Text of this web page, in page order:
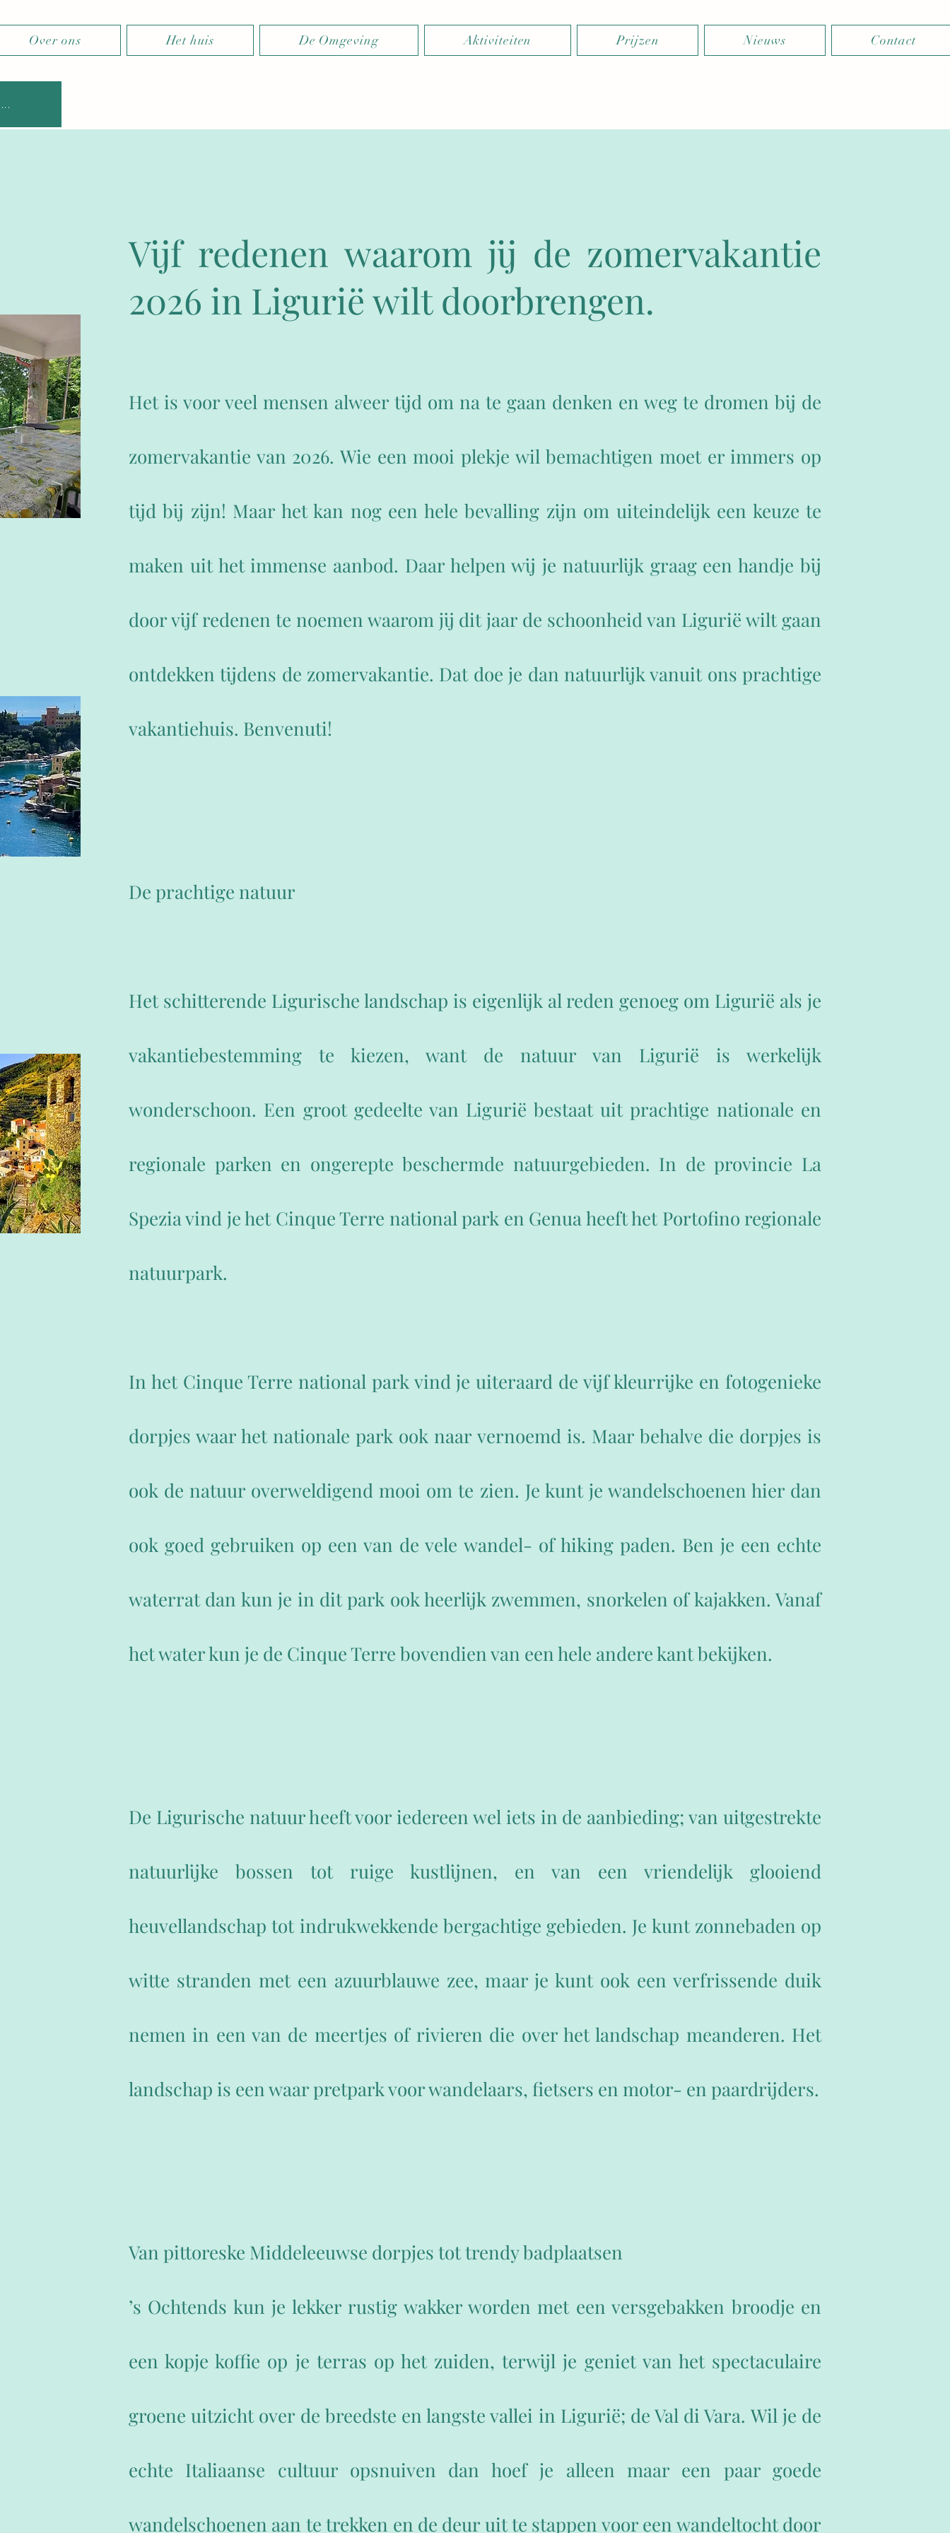
Over ons Het huis De Omgeving Aktiviteiten Prijzen Nieuws Contact
Vijf redenen waarom jij de zomervakantie
2026 in Ligurië wilt doorbrengen.
Het is voor veel mensen alweer tijd om na te gaan denken en weg te dromen bij de
zomervakantie van 2026. Wie een mooi plekje wil bemachtigen moet er immers op
tijd bij zijn! Maar het kan nog een hele bevalling zijn om uiteindelijk een keuze te
maken uit het immense aanbod. Daar helpen wij je natuurlijk graag een handje bij
door vijf redenen te noemen waarom jij dit jaar de schoonheid van Ligurië wilt gaan
ontdekken tijdens de zomervakantie. Dat doe je dan natuurlijk vanuit ons prachtige
vakantiehuis. Benvenuti!
De prachtige natuur
Het schitterende Ligurische landschap is eigenlijk al reden genoeg om Ligurië als je
vakantiebestemming te kiezen, want de natuur van Ligurië is werkelijk
wonderschoon. Een groot gedeelte van Ligurië bestaat uit prachtige nationale en
regionale parken en ongerepte beschermde natuurgebieden. In de provincie La
Spezia vind je het Cinque Terre national park en Genua heeft het Portofino regionale
natuurpark.
In het Cinque Terre national park vind je uiteraard de vijf kleurrijke en fotogenieke
dorpjes waar het nationale park ook naar vernoemd is. Maar behalve die dorpjes is
ook de natuur overweldigend mooi om te zien. Je kunt je wandelschoenen hier dan
ook goed gebruiken op een van de vele wandel- of hiking paden. Ben je een echte
waterrat dan kun je in dit park ook heerlijk zwemmen, snorkelen of kajakken. Vanaf
het water kun je de Cinque Terre bovendien van een hele andere kant bekijken.
De Ligurische natuur heeft voor iedereen wel iets in de aanbieding; van uitgestrekte
natuurlijke bossen tot ruige kustlijnen, en van een vriendelijk glooiend
heuvellandschap tot indrukwekkende bergachtige gebieden. Je kunt zonnebaden op
witte stranden met een azuurblauwe zee, maar je kunt ook een verfrissende duik
nemen in een van de meertjes of rivieren die over het landschap meanderen. Het
landschap is een waar pretpark voor wandelaars, fietsers en motor- en paardrijders.
Van pittoreske Middeleeuwse dorpjes tot trendy badplaatsen
’s Ochtends kun je lekker rustig wakker worden met een versgebakken broodje en
een kopje koffie op je terras op het zuiden, terwijl je geniet van het spectaculaire
groene uitzicht over de breedste en langste vallei in Ligurië; de Val di Vara. Wil je de
echte Italiaanse cultuur opsnuiven dan hoef je alleen maar een paar goede
wandelschoenen aan te trekken en de deur uit te stappen voor een wandeltocht door